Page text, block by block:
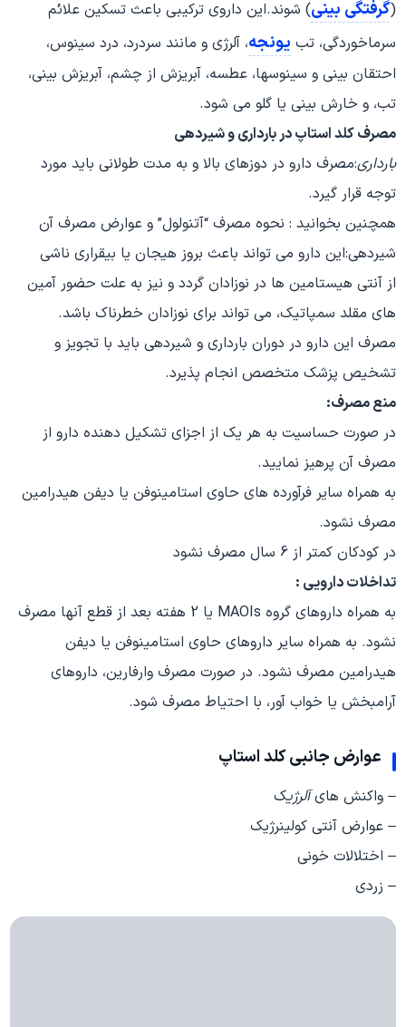
(گرفتگی بینی) شوند.این داروی ترکیبی باعث تسکین علائم
سرماخوردگی، تب یونجه، آلرژی و مانند سردرد، درد سینوس،
احتقان بینی و سینوسها، عطسه، آبریزش از چشم، آبریزش بینی،
تب، و خارش بینی یا گلو می شود.
مصرف کلد استاپ دربارداریو شیردهی
بارداری:مصرف دارو در دوزهای بالا و به مدت طولانی باید مورد
توجه قرار گیرد.
همچنین بخوانید : نحوه مصرف “آتنولول” و عوارض مصرف آن
شیردهی:این دارو می تواند باعث بروز هیجان یا بیقراری ناشی
از آنتی هیستامین ها در نوزادان گردد و نیز به علت حضور آمین
های مقلد سمپاتیک، می تواند برای نوزادان خطرناک باشد.
مصرف این دارو در دوران بارداری و شیردهی باید با تجویز و
تشخیص پزشک متخصص انجام پذیرد.
منع مصرف:
در صورت حساسیت به هر یک از اجزای تشکیل دهنده دارو از
مصرف آن پرهیز نمایید.
به همراه سایر فرآورده های حاوی استامینوفن یا دیفن هیدرامین
مصرف نشود.
در کودکان کمتر از 6 سال مصرف نشود
تداخلات دارویی :
به همراه داروهای گروه MAOIs یا 2 هفته بعد از قطع آنها مصرف
نشود. به همراه سایر داروهای حاوی استامینوفن یا دیفن
هیدرامین مصرف نشود. در صورت مصرف وارفارین، داروهای
آرامبخش یا خواب آور، با احتیاط مصرف شود.
عوارض جانبی کلد استاپ
– واکنش هایآلرژیک
– عوارض آنتی کولینرژیک
– اختلالات خونی
– زردی